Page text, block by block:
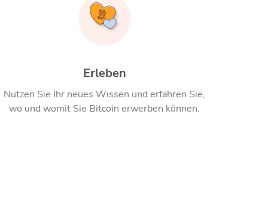
Erleben
Nutzen Sie Ihr neues Wissen und erfahren Sie,
wo und womit Sie Bitcoin erwerben können.